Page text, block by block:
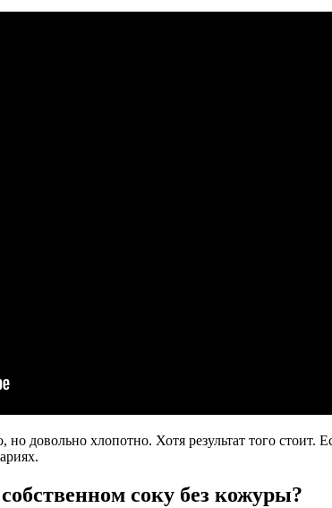
но довольно хлопотно. Хотя результат того
соку без кожуры?